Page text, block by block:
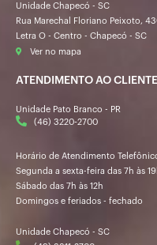
Unidade Chapecó - SC
Rua Marechal Floriano Peixoto,
Letra O - Centro - Chapecó - SC
Ver no mapa
ATENDIMENTO AO CLIENTE
Unidade Pato Branco - PR
(46) 3220-2700
Horário de Atendimento
Segunda a sexta-feira das 7h às
Sábado das 7h às 12h
Domingos e feriados - fechado
Unidade Chapecó - SC